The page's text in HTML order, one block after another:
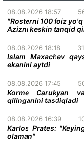
08.08.2026 18:57
"Rosterni 100 foiz
Azizni keskin tanqid
08.08.2026 18:18
Islam Maxachev
ekanini aytdi
08.08.2026 17:45
Korme Carukyan
qilinganini tasdiqladi
08.08.2026 16:39
Karlos Prates:
olaman"